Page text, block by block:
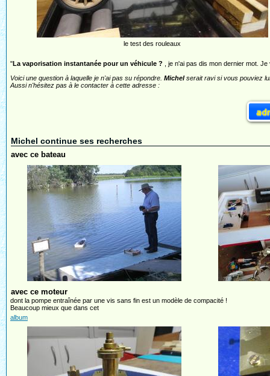
le test des rouleaux
"La vaporisation instantanée pour un véhicule ? , je n'ai pas dis mon dernier mot.
Voici une question à laquelle je n'ai pas su répondre. Michelserait ravi si vous pouviez
Aussi n'hésitez pas à le contacter à cette adresse :
Michel continue ses recherches
avec ce bateau
avec ce moteur
dont la pompe entraînée par une vis sans fin est un modèle de compacité !
Beaucoup mieux que dans cet
album